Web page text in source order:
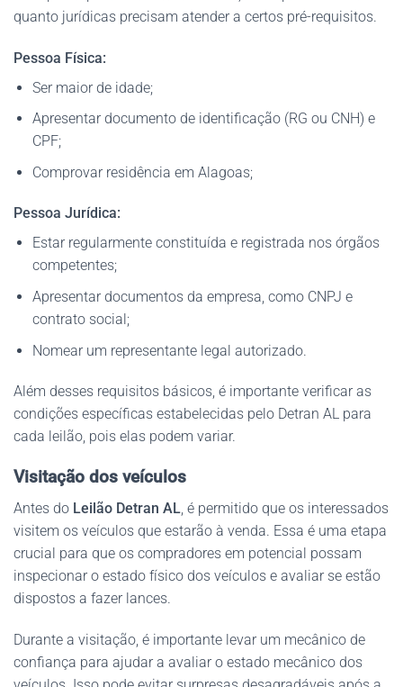
quanto jurídicas precisam atender a certos pré-requisitos.
Pessoa Física:
Ser maior de idade;
Apresentar documento de identificação (RG ou CNH) e
CPF;
Comprovar residência em Alagoas;
Pessoa Jurídica:
Estar regularmente constituída e registrada nos órgãos
competentes;
Apresentar documentos da empresa, como CNPJ e
contrato social;
Nomear um representante legal autorizado.
Além desses requisitos básicos, é importante verificar as
condições específicas estabelecidas pelo Detran AL para
cada leilão, pois elas podem variar.
Visitação dos veículos
Antes do Leilão Detran AL, é permitido que os interessados
visitem os veículos que estarão à venda. Essa é uma etapa
crucial para que os compradores em potencial possam
inspecionar o estado físico dos veículos e avaliar se estão
dispostos a fazer lances.
Durante a visitação, é importante levar um mecânico de
confiança para ajudar a avaliar o estado mecânico dos